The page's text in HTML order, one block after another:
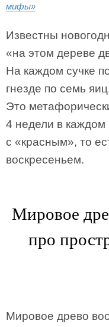
мифы»
Известны
«на этом дереве
На каждом сучке
гнезде по семь
Это
4 недели в
с «красным», то
воскресеньем.
Мировое
про
Мировое древо